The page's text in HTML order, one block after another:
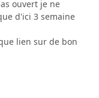
ouvert je ne
d'ici 3 semaine
lien sur de bon